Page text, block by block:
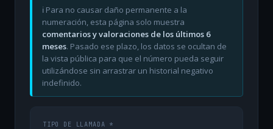
ℹ️ Para no causar daño permanente a la
numeración, esta página solo muestra
comentarios y valoraciones de los últimos 6
meses. Pasado ese plazo, los datos se ocultan de
la vista pública para que el número pueda seguir
utilizándose sin arrastrar un historial negativo
indefinido.
TIPO DE LLAMADA *